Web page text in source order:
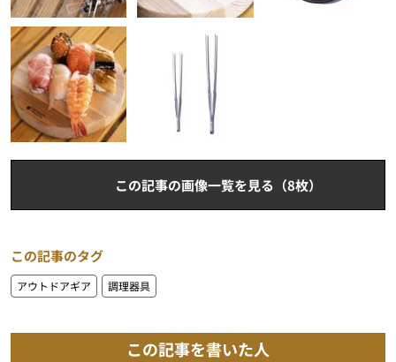
この記事の画像一覧を見る（8枚）
この記事のタグ
アウトドアギア 調理器具
この記事を書いた人